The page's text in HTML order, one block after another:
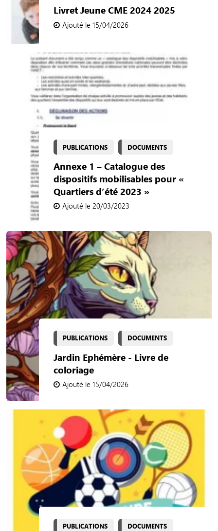
Livret Jeune CME 2024 2025
Ajouté le 15/04/2026
PUBLICATIONS DOCUMENTS
Annexe 1 – Catalogue des
dispositifs mobilisables pour «
Quartiers d’été 2023 »
Ajouté le 20/03/2023
PUBLICATIONS DOCUMENTS
Jardin Ephémère - Livre de
coloriage
Ajouté le 15/04/2026
PUBLICATIONS DOCUMENTS